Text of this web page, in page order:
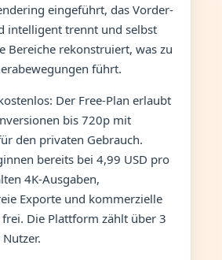
eingeführt, das Vorder-
intelligent trennt und selbst
Bereiche rekonstruiert, was zu
führt.
Der Free-Plan erlaubt
bis 720p mit
den privaten Gebrauch.
bereits bei 4,99 USD pro
4K-Ausgaben,
Exporte und kommerzielle
Die Plattform zählt über 3